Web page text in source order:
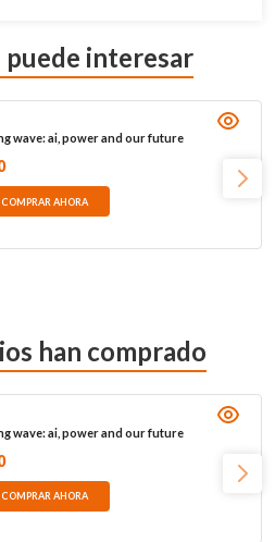
puede interesar
wave: ai, power and our future
COMPRAR AHORA
han comprado
wave: ai, power and our future
COMPRAR AHORA